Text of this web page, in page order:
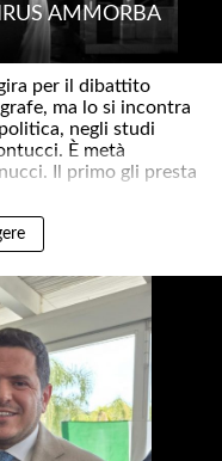
AMMORBA
per il dibattito
ma lo si incontra
negli studi
È metà
Il primo gli presta